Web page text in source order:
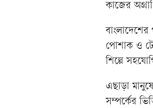
কাজের
বাংলাদেশের
পোশাক ও
শিল্পে
এছাড়া
সম্পর্কের